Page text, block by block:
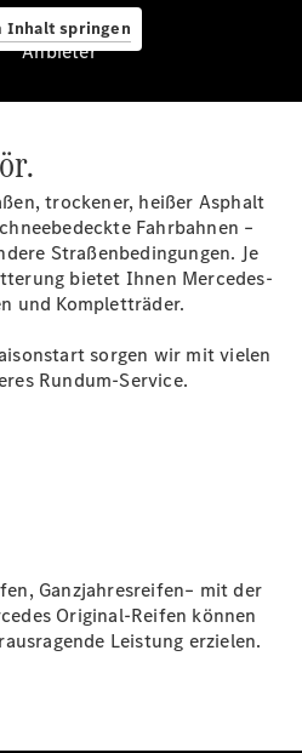
Inhalt springen
&
für
Anbieter
trockener, heißer Asphalt
Fahrbahnen –
Straßenbedingungen. Je
bietet Ihnen Mercedes-
und Kompletträder.
sorgen wir mit vielen
Rundum-Service.
Ganzjahresreifen– mit der
Original-Reifen können
Leistung erzielen.